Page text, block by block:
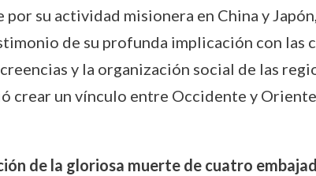
su actividad misionera en China y
de su profunda implicación con las
y la organización social de las
un vínculo entre Occidente y
de la gloriosa muerte de cuatro